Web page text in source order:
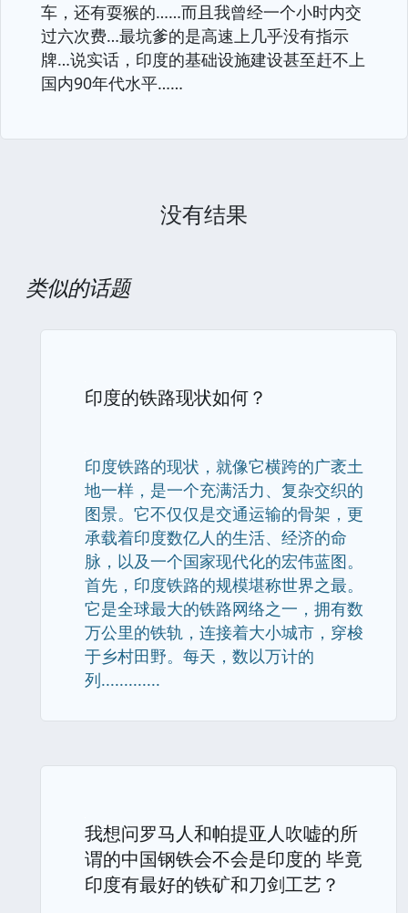
车，还有耍猴的……而且我曾经一个小时内交
过六次费…最坑爹的是高速上几乎没有指示
牌…说实话，印度的基础设施建设甚至赶不上
国内90年代水平……
没有结果
类似的话题
印度的铁路现状如何？
印度铁路的现状，就像它横跨的广袤土
地一样，是一个充满活力、复杂交织的
图景。它不仅仅是交通运输的骨架，更
承载着印度数亿人的生活、经济的命
脉，以及一个国家现代化的宏伟蓝图。
首先，印度铁路的规模堪称世界之最。
它是全球最大的铁路网络之一，拥有数
万公里的铁轨，连接着大小城市，穿梭
于乡村田野。每天，数以万计的
列.............
我想问罗马人和帕提亚人吹嘘的所
谓的中国钢铁会不会是印度的 毕竟
印度有最好的铁矿和刀剑工艺？